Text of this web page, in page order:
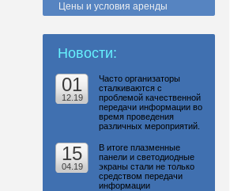
Цены и условия аренды
Новости:
01
12.19
Часто организаторы
сталкиваются с
проблемой качественной
передачи информации во
время проведения
различных мероприятий.
15
04.19
В итоге плазменные
панели и светодиодные
экраны стали не только
средством передачи
информации